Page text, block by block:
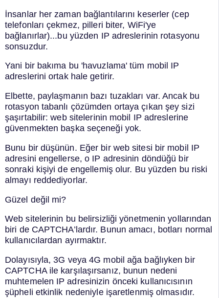
İnsanlar her zaman bağlantılarını keserler (cep
telefonları çekmez, pilleri biter, WiFi'ye
bağlanırlar)...bu yüzden IP adreslerinin rotasyonu
sonsuzdur.
Yani bir bakıma bu 'havuzlama' tüm mobil IP
adreslerini ortak hale getirir.
Elbette, paylaşmanın bazı tuzakları var. Ancak bu
rotasyon tabanlı çözümden ortaya çıkan şey sizi
şaşırtabilir: web sitelerinin mobil IP adreslerine
güvenmekten başka seçeneği yok.
Bunu bir düşünün. Eğer bir web sitesi bir mobil IP
adresini engellerse, o IP adresinin döndüğü bir
sonraki kişiyi de engellemiş olur. Bu yüzden bu riski
almayı reddediyorlar.
Güzel değil mi?
Web sitelerinin bu belirsizliği yönetmenin yollarından
biri de CAPTCHA’lardır. Bunun amacı, botları normal
kullanıcılardan ayırmaktır.
Dolayısıyla, 3G veya 4G mobil ağa bağlıyken bir
CAPTCHA ile karşılaşırsanız, bunun nedeni
muhtemelen IP adresinizin önceki kullanıcısının
şüpheli etkinlik nedeniyle işaretlenmiş olmasıdır.